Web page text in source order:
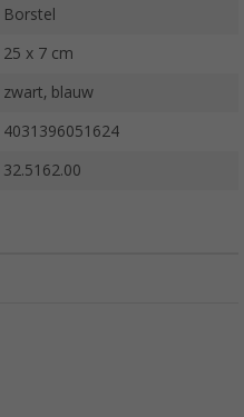
Borstel
25 x 7 cm
zwart, blauw
4031396051624
32.5162.00